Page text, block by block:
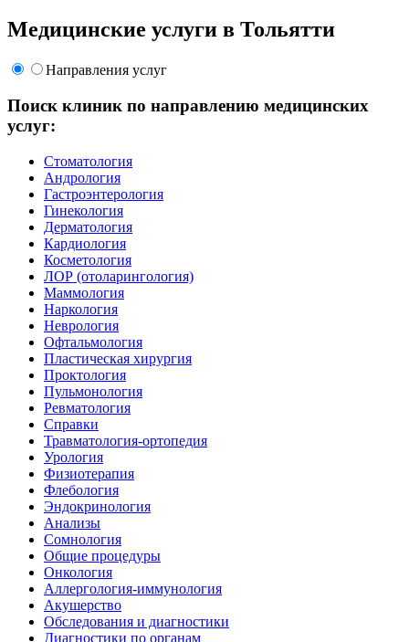
Медицинские услуги в Тольятти
Направления услуг
Поиск клиник по направлению медицинских
услуг:
Стоматология
Андрология
Гастроэнтерология
Гинекология
Дерматология
Кардиология
Косметология
ЛОР (отоларингология)
Маммология
Наркология
Неврология
Офтальмология
Пластическая хирургия
Проктология
Пульмонология
Ревматология
Справки
Травматология-ортопедия
Урология
Физиотерапия
Флебология
Эндокринология
Анализы
Сомнология
Общие процедуры
Онкология
Аллергология-иммунология
Акушерство
Обследования и диагностики
Диагностики по органам